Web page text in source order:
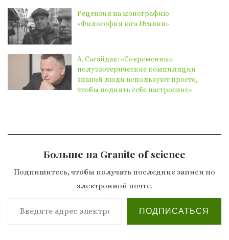
Рецензия на монографию
«Философия юга Италии»
А. Сагайдак: «Современные
полуэзотерические компиляции
знаний люди используют просто,
чтобы поднять себе настроение»
Больше на Granite of science
Подпишитесь, чтобы получать последние записи по
электронной почте.
Введите адрес электронной почты…
ПОДПИСАТЬСЯ